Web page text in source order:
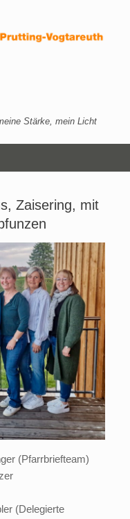
Stärke, mein Licht
Zaisering, mit
(Pfarrbriefteam)
(Delegierte